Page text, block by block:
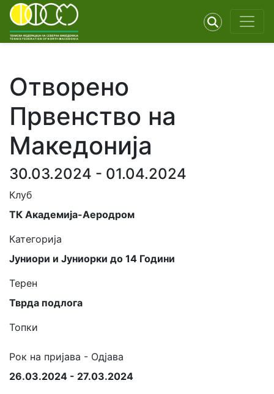
Отворено
Првенство на
Македонија
30.03.2024 - 01.04.2024
Клуб
ТК Академија-Аеродром
Категорија
Јуниори и Јуниорки до 14 Години
Терен
Тврда подлога
Топки
Рок на пријава - Одјава
26.03.2024 - 27.03.2024